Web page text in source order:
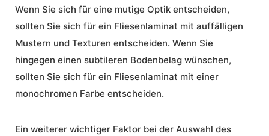
Wenn Sie sich für eine mutige Optik entscheiden,
sollten Sie sich für ein Fliesenlaminat mit auffälligen
Mustern und Texturen entscheiden. Wenn Sie
hingegen einen subtileren Bodenbelag wünschen,
sollten Sie sich für ein Fliesenlaminat mit einer
monochromen Farbe entscheiden.
Ein weiterer wichtiger Faktor bei der Auswahl des